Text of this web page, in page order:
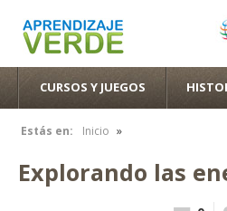
CURSOS Y JUEGOS
Estás en:
Se encuentra usted aquí
Inicio »
Explorando las